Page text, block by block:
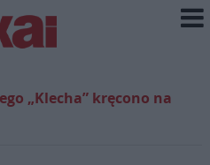
„Klecha” kręcono na